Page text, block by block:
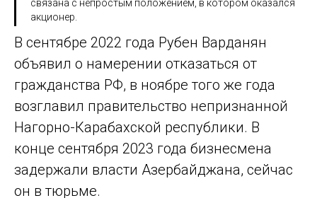
связана с непростым положением, в котором оказался
акционер.
В сентябре 2022 года Рубен Варданян
объявил о намерении отказаться от
гражданства РФ, в ноябре того же года
возглавил правительство непризнанной
Нагорно-Карабахской республики. В
конце сентября 2023 года бизнесмена
задержали власти Азербайджана, сейчас
он в тюрьме.